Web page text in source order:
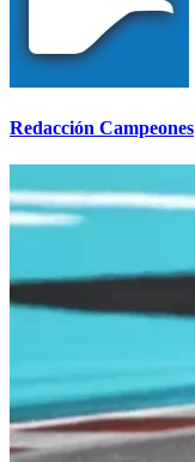
Redacción Campeones